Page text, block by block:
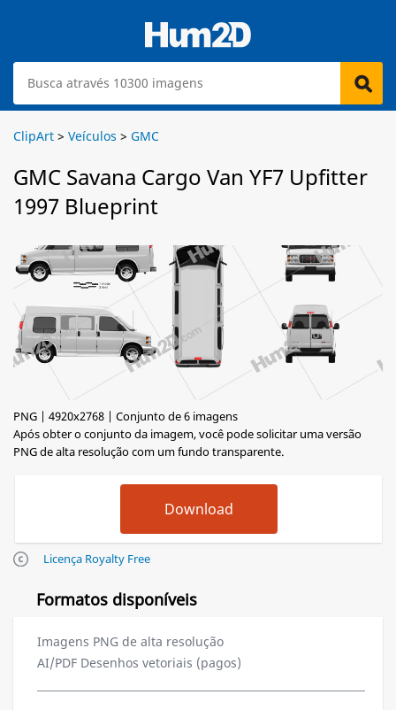
ClipArt > Veículos > GMC
GMC Savana Cargo Van YF7 Upfitter
1997 Blueprint
PNG | 4920x2768 | Conjunto de 6 imagens
Após obter o conjunto da imagem, você pode solicitar uma versão
PNG de alta resolução com um fundo transparente.
Licença Royalty Free
Formatos disponíveis
Imagens PNG de alta resolução
AI/PDF Desenhos vetoriais (pagos)